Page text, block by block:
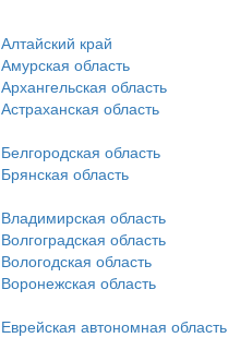
Алтайский край
Амурская область
Архангельская область
Астраханская область
Белгородская область
Брянская область
Владимирская область
Волгоградская область
Вологодская область
Воронежская область
Еврейская автономная область